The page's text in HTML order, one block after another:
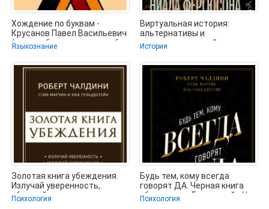
Хождение по буквам -
Крусанов Павел Васильевич
(читать бесплатно книги без
Языкознание
Виртуальная история:
альтернативы и
предположения - Фергюсон
Ниал (читаем книги
История
Золотая книга убеждения.
Излучай уверенность,
убеждай окружающих,
Психология
Будь тем, кому всегда
говорят ДА. Черная книга
убеждения - Гольдштейн Ноа
Психология